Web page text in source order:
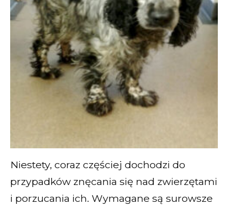
Niestety, coraz częściej dochodzi do
przypadków znęcania się nad zwierzętami
i porzucania ich. Wymagane są surowsze